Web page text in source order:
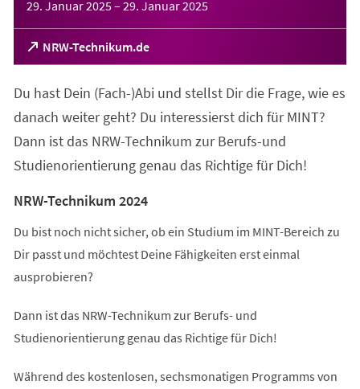
29. Januar 2025– 29. Januar 2025
NRW-Technikum.de
(Öffnet
in
neuen
Du hast Dein (Fach-)Abi und stellst Dir die Frage, wie es
danach weiter geht? Du interessierst dich für MINT?
Dann ist das NRW-Technikum zur Berufs-und
Studienorientierung genau das Richtige für Dich!
NRW-Technikum 2024
Du bist noch nicht sicher, ob ein Studium im MINT-Bereich zu
Dir passt und möchtest Deine Fähigkeiten erst einmal
ausprobieren?
Dann ist das NRW-Technikum zur Berufs- und
Studienorientierung genau das Richtige für Dich!
Während des kostenlosen, sechsmonatigen Programms von